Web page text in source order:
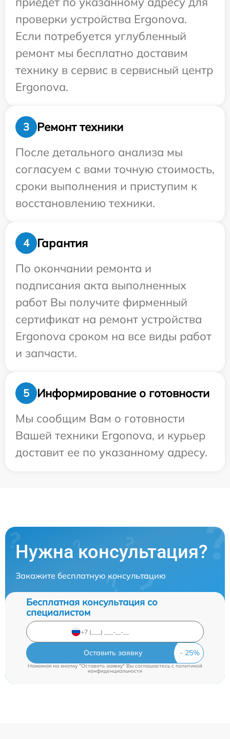
проверки устройства Ergonova.
Если потребуется углубленный
ремонт мы бесплатно доставим
технику в сервис в сервисный центр
Ergonova.
3
Ремонт техники
После детального анализа мы
согласуем с вами точную стоимость,
сроки выполнения и приступим к
восстановлению техники.
4
Гарантия
По окончании ремонта и
подписания акта выполненных
работ Вы получите фирменный
сертификат на ремонт устройства
Ergonova сроком на все виды работ
и запчасти.
5
Информирование о готовности
Мы сообщим Вам о готовности
Вашей техники Ergonova, и курьер
доставит ее по указанному адресу.
Нужна консультация?
Закажите бесплатную консультацию
Бесплатная консультация со
специалистом
Оставить заявку
Нажимая на кнопку "Оставить заявку" Вы соглашаетесь cполитикой
конфиденциальности